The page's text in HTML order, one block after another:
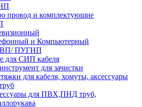
провод и комплектующие
и Компьютерный
ПУГНП
для СИП кабеля
для зачистки
для кабеля, хомуты, аксессуары
для ПВХ,ПНД труб,